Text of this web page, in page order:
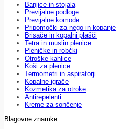
Banjice in stojala
Previjalne podloge
Previjalne komode
Pripomočki za nego in kopanje
Brisače in kopalni plašči
Tetra in muslin plenice
Pleničke in robčki
Otroške kahlice
Koši za plenice
Termometri in aspiratorji
Kopalne igrače
Kozmetika za otroke
Antirepelenti
Kreme za sončenje
Blagovne znamke